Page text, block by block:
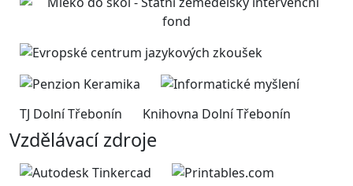
TJ Dolní Třebonín Knihovna Dolní Třebonín
Vzdělávací zdroje